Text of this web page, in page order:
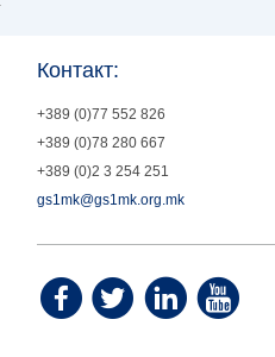
Контакт:
+389 (0)77 552 826
+389 (0)78 280 667
+389 (0)2 3 254 251
gs1mk@gs1mk.org.mk